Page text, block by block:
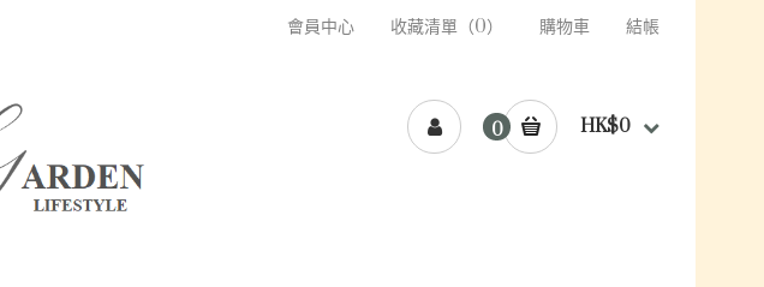
會員中心 收藏清單（0） 購物車 結帳
0 HK$0